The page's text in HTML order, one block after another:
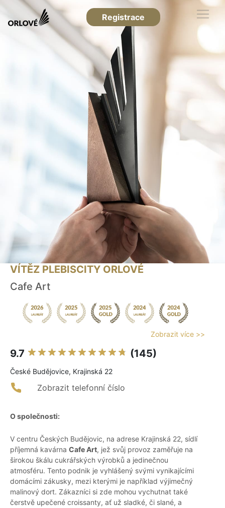
Registrace
VÍTĚZ PLEBISCITY ORLOVÉ
Cafe Art
Zobrazit více >>
9.7 (145)
České Budějovice, Krajinská 22
Zobrazit telefonní číslo
O společnosti:
V centru Českých Budějovic, na adrese Krajinská 22, sídlí
příjemná kavárna Cafe Art, jež svůj provoz zaměřuje na
širokou škálu cukrářských výrobků a jedinečnou
atmosféru. Tento podnik je vyhlášený svými vynikajícími
domácími zákusky, mezi kterými je například výjimečný
malinový dort. Zákazníci si zde mohou vychutnat také
čerstvě upečené croissanty, ať už sladké, či slané, a